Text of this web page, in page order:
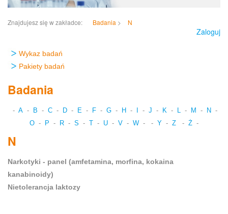
Znajdujesz się w zakładce: Badania > N
Zaloguj
Wykaz badań
Pakiety badań
Badania
- A - B - C - D - E - F - G - H - I - J - K - L - M - N -
O - P - R - S - T - U - V - W - - Y - Z - Ż -
N
Narkotyki - panel (amfetamina, morfina, kokaina
kanabinoidy)
Nietolerancja laktozy